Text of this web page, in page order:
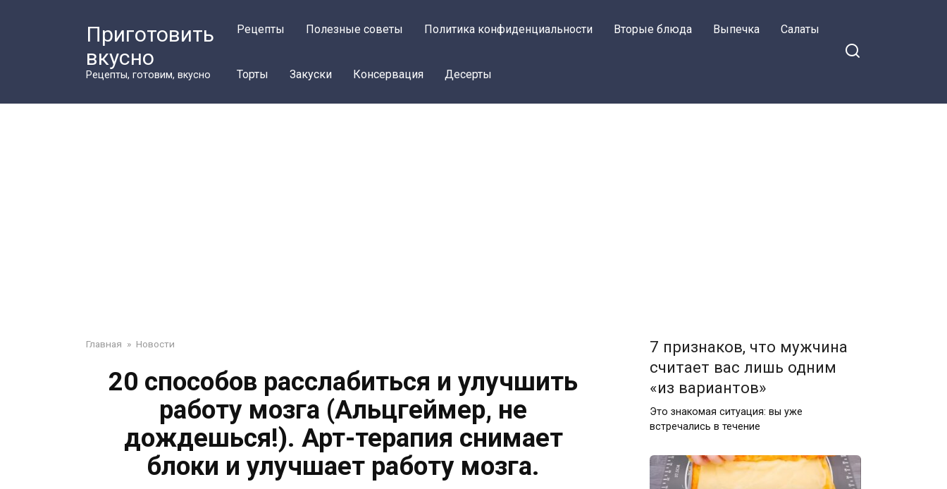
Приготовить
вкусно
Рецепты, готовим, вкусно
Рецепты Полезные советы Политика конфиденциальности Вторые блюда Выпечка Салаты
Торты Закуски Консервация Десерты
Главная » Новости
20 способов расслабиться и улучшить
работу мозга (Альцгеймер, не
дождешься!). Арт-терапия снимает
блоки и улучшает работу мозга.
7 признаков, что мужчина
считает вас лишь одним
«из вариантов»
Это знакомая ситуация: вы уже
встречались в течение